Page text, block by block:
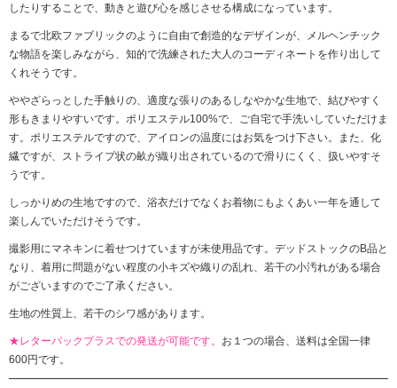
したりすることで、動きと遊び心を感じさせる構成になっています。
まるで北欧ファブリックのように自由で創造的なデザインが、メルヘンチック
な物語を楽しみながら、知的で洗練された大人のコーディネートを作り出して
くれそうです。
ややざらっとした手触りの、適度な張りのあるしなやかな生地で、結びやすく
形もきまりやすいです。ポリエステル100%で、ご自宅で手洗いしていただけま
す。ポリエステルですので、アイロンの温度にはお気をつけ下さい。また、化
繊ですが、ストライプ状の畝が織り出されているので滑りにくく、扱いやすそ
うです。
しっかりめの生地ですので、浴衣だけでなくお着物にもよくあい一年を通して
楽しんでいただけそうです。
撮影用にマネキンに着せつけていますが未使用品です。デッドストックのB品と
なり、着用に問題がない程度の小キズや織りの乱れ、若干の小汚れがある場合
がございますのでご了承ください。
生地の性質上、若干のシワ感があります。
★レターパックプラスでの発送が可能です。 お１つの場合、送料は全国一律
600円です。